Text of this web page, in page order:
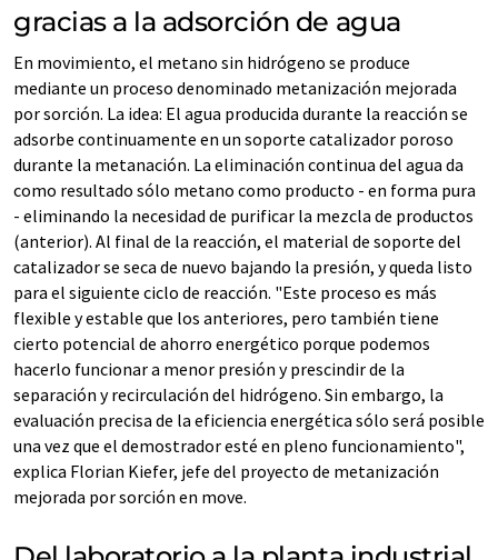
gracias a la adsorción de agua
En movimiento, el metano sin hidrógeno se produce
mediante un proceso denominado metanización mejorada
por sorción. La idea: El agua producida durante la reacción se
adsorbe continuamente en un soporte catalizador poroso
durante la metanación. La eliminación continua del agua da
como resultado sólo metano como producto - en forma pura
- eliminando la necesidad de purificar la mezcla de productos
(anterior). Al final de la reacción, el material de soporte del
catalizador se seca de nuevo bajando la presión, y queda listo
para el siguiente ciclo de reacción. "Este proceso es más
flexible y estable que los anteriores, pero también tiene
cierto potencial de ahorro energético porque podemos
hacerlo funcionar a menor presión y prescindir de la
separación y recirculación del hidrógeno. Sin embargo, la
evaluación precisa de la eficiencia energética sólo será posible
una vez que el demostrador esté en pleno funcionamiento",
explica Florian Kiefer, jefe del proyecto de metanización
mejorada por sorción en move.